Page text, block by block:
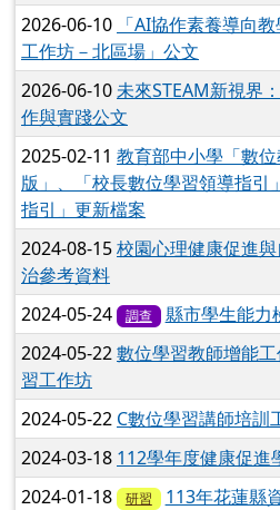
2026-06-10 「AI協作素養導向
工作坊－北區場」公文
2026-06-10未來STEAM新視界
作與實踐公文
2025-02-11 教育部中小學「數
版」、「校長數位學習領導指引
指引」更新檔案
2024-08-15校園心理健康促進
治參考資料
2024-05-24
調查
縣市學生能力
2024-05-22數位學習教師增能
習工作坊
2024-05-22 C數位學習講師培訓
2024-03-18 112學年度健康促進
2024-01-18
研習 113年花蓮縣